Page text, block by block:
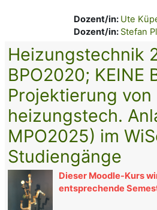
Dozent/in: Ute
Dozent/in: Stefan
Heizungstechnik
BPO2020; KEINE
Projektierung von
heizungstech.
MPO2025) im
Studiengänge
Dieser Moodle-Kurs
entsprechende